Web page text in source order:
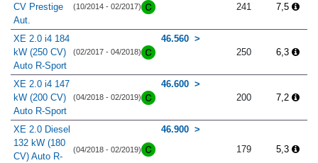
CV Prestige
Aut.
(10/2014 - 02/2017)
241
7,5
XE 2.0 i4 184
kW (250 CV)
Auto R-Sport
(02/2017 - 04/2018)
46.560
250
6,3
XE 2.0 i4 147
kW (200 CV)
Auto R-Sport
(04/2018 - 02/2019)
46.600
200
7,2
XE 2.0 Diesel
132 kW (180
CV) Auto R-
(04/2018 - 02/2019)
46.900
179
5,3